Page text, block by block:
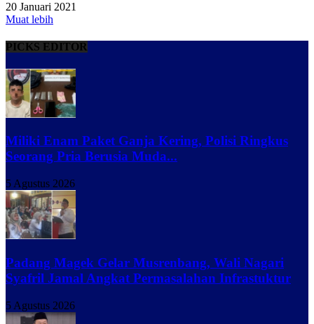
20 Januari 2021
Muat lebih
PICKS EDITOR
Miliki Enam Paket Ganja Kering, Polisi Ringkus
Seorang Pria Berusia Muda...
5 Agustus 2026
Padang Magek Gelar Musrenbang, Wali Nagari
Syafril Jamal Angkat Permasalahan Infrastuktur
5 Agustus 2026